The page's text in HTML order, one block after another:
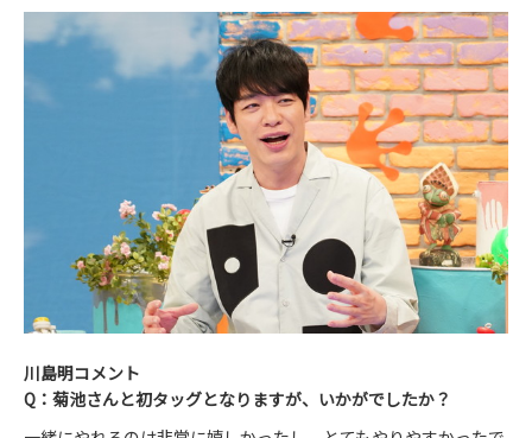
川島明コメント
Q：菊池さんと初タッグとなりますが、いかがでしたか？